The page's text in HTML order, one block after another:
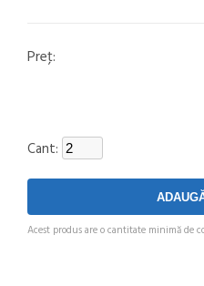
Preţ:
Cant:
Acest produs are o cantitate minimă de